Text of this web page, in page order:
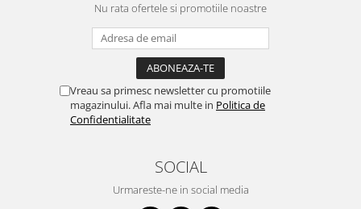
Nu rata ofertele si promotiile noastre
Vreau sa primesc newsletter cu promotiile
magazinului. Afla mai multe in Politica de
Confidentialitate
SOCIAL
Urmareste-ne in social media